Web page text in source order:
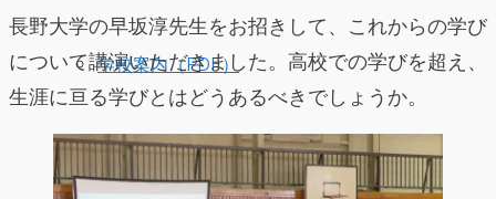
学校案内（PDF）
長野大学の早坂淳先生をお招きして、これからの学び
について講演いただきました。高校での学びを超え、
生涯に亘る学びとはどうあるべきでしょうか。